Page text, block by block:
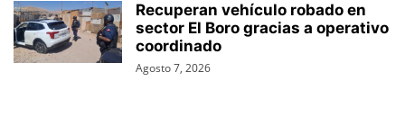
Recuperan vehículo robado en
sector El Boro gracias a operativo
coordinado
Agosto 7, 2026